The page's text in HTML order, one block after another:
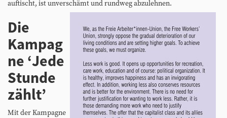
auftischt, ist unverschämt und rundweg abzulehnen.
Die
Kampag
ne ‘Jede
Stunde
zählt’
Mit der Kampagne